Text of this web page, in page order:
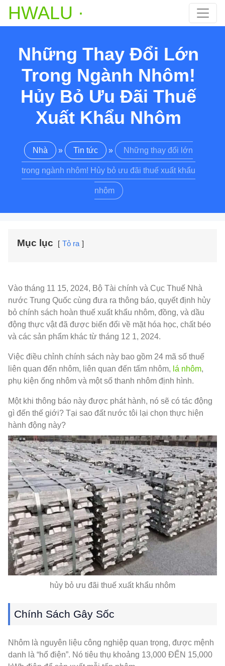
HWALU ·
Những Thay Đổi Lớn
Trong Ngành Nhôm!
Hủy Bỏ Ưu Đãi Thuế
Xuất Khẩu Nhôm
Nhà » Tin tức » Những thay đổi lớn
trong ngành nhôm! Hủy bỏ ưu đãi thuế xuất khẩu
nhôm
Mục lục Tỏ ra
Vào tháng 11 15, 2024, Bộ Tài chính và Cục Thuế Nhà
nước Trung Quốc cùng đưa ra thông báo, quyết định hủy
bỏ chính sách hoàn thuế xuất khẩu nhôm, đồng, và dầu
động thực vật đã được biến đổi về mặt hóa học, chất béo
và các sản phẩm khác từ tháng 12 1, 2024.
Việc điều chỉnh chính sách này bao gồm 24 mã số thuế
liên quan đến nhôm, liên quan đến tấm nhôm, lá nhôm,
phụ kiện ống nhôm và một số thanh nhôm định hình.
Một khi thông báo này được phát hành, nó sẽ có tác động
gì đến thế giới? Tại sao đất nước tôi lại chọn thực hiện
hành động này?
hủy bỏ ưu đãi thuế xuất khẩu nhôm
Chính Sách Gây Sốc
Nhôm là nguyên liệu công nghiệp quan trọng, được mệnh
danh là “hổ điện”. Nó tiêu thụ khoảng 13,000 ĐẾN 15,000